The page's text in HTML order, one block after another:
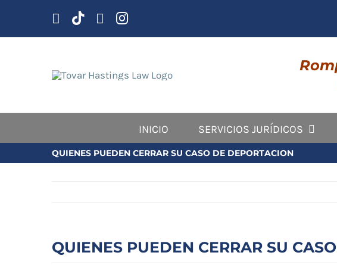
contenido
INICIO SERVICIOS JURÍDICOS
QUIENES PUEDEN CERRAR SU CASO DE DEPORTACION
QUIENES PUEDEN CERRAR SU